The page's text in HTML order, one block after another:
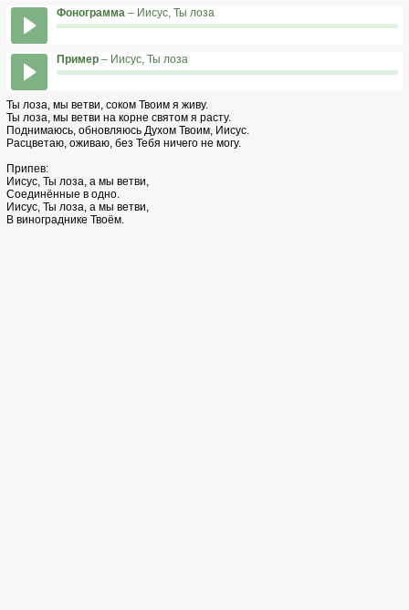
Фонограмма – Иисус, Ты лоза
Пример – Иисус, Ты лоза
Ты лоза, мы ветви, соком Твоим я живу.
Ты лоза, мы ветви на корне святом я расту.
Поднимаюсь, обновляюсь Духом Твоим, Иисус.
Расцветаю, оживаю, без Тебя ничего не могу.
Припев:
Иисус, Ты лоза, а мы ветви,
Соединённые в одно.
Иисус, Ты лоза, а мы ветви,
В винограднике Твоём.